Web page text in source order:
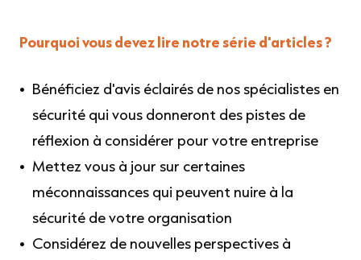
Pourquoi vous devez lire notre série d'articles ?
Bénéficiez d'avis éclairés de nos spécialistes en
sécurité qui vous donneront des pistes de
réflexion à considérer pour votre entreprise
Mettez vous à jour sur certaines
méconnaissances qui peuvent nuire à la
sécurité de votre organisation
Considérez de nouvelles perspectives à